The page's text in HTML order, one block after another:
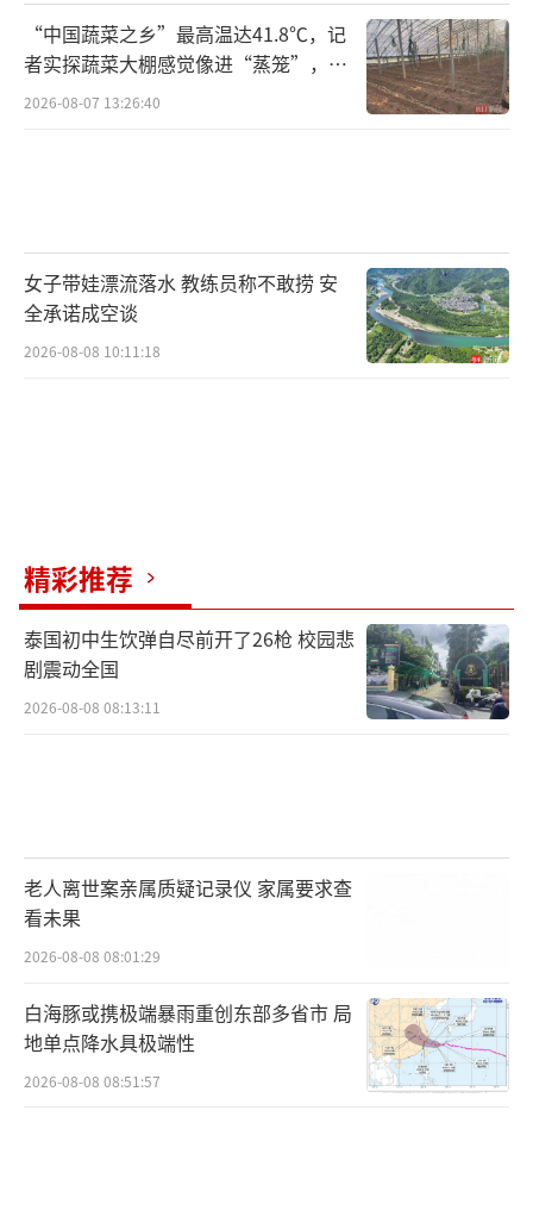
“中国蔬菜之乡”最高温达41.8℃，记
者实探蔬菜大棚感觉像进“蒸笼”，有
村民称只能凌晨两点起来干活
2026-08-07 13:26:40
女子带娃漂流落水 教练员称不敢捞 安
全承诺成空谈
2026-08-08 10:11:18
精彩推荐
泰国初中生饮弹自尽前开了26枪 校园悲
剧震动全国
2026-08-08 08:13:11
老人离世案亲属质疑记录仪 家属要求查
看未果
2026-08-08 08:01:29
白海豚或携极端暴雨重创东部多省市 局
地单点降水具极端性
2026-08-08 08:51:57